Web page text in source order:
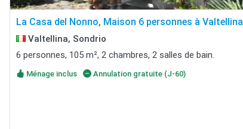
La Casa del Nonno, Maison 6 personnes à Valtellina
Valtellina, Sondrio
6 personnes, 105 m², 2 chambres, 2 salles de bain.
Ménage inclus Annulation gratuite (J-60)